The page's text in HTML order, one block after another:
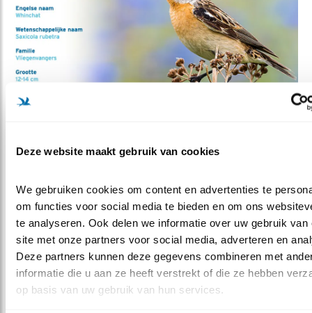
Deze website maakt gebruik van cookies
We gebruiken cookies om content en advertenties te
om functies voor social media te bieden en om ons
te analyseren. Ook delen we informatie over uw gebruik van
site met onze partners voor social media, adverteren en
Deze partners kunnen deze gegevens combineren met
informatie die u aan ze heeft verstrekt of die ze hebben
op basis van uw gebruik van hun services.
Let op de wenkbrauwstreep!
terugkomen uit Afrika. In de loop van april druppelen ze
binnen, maar ook in mei arriveren er nog nieuwkomers.
Vaak zitten ze op een hoog punt, in het topje van een
struik de omgeving te verkennen. Een paapje lijkt soms
een beetje een fletse versie van de roodborsttapuit. En
omdat paapjes net als roodborsttapuiten graag hoog op